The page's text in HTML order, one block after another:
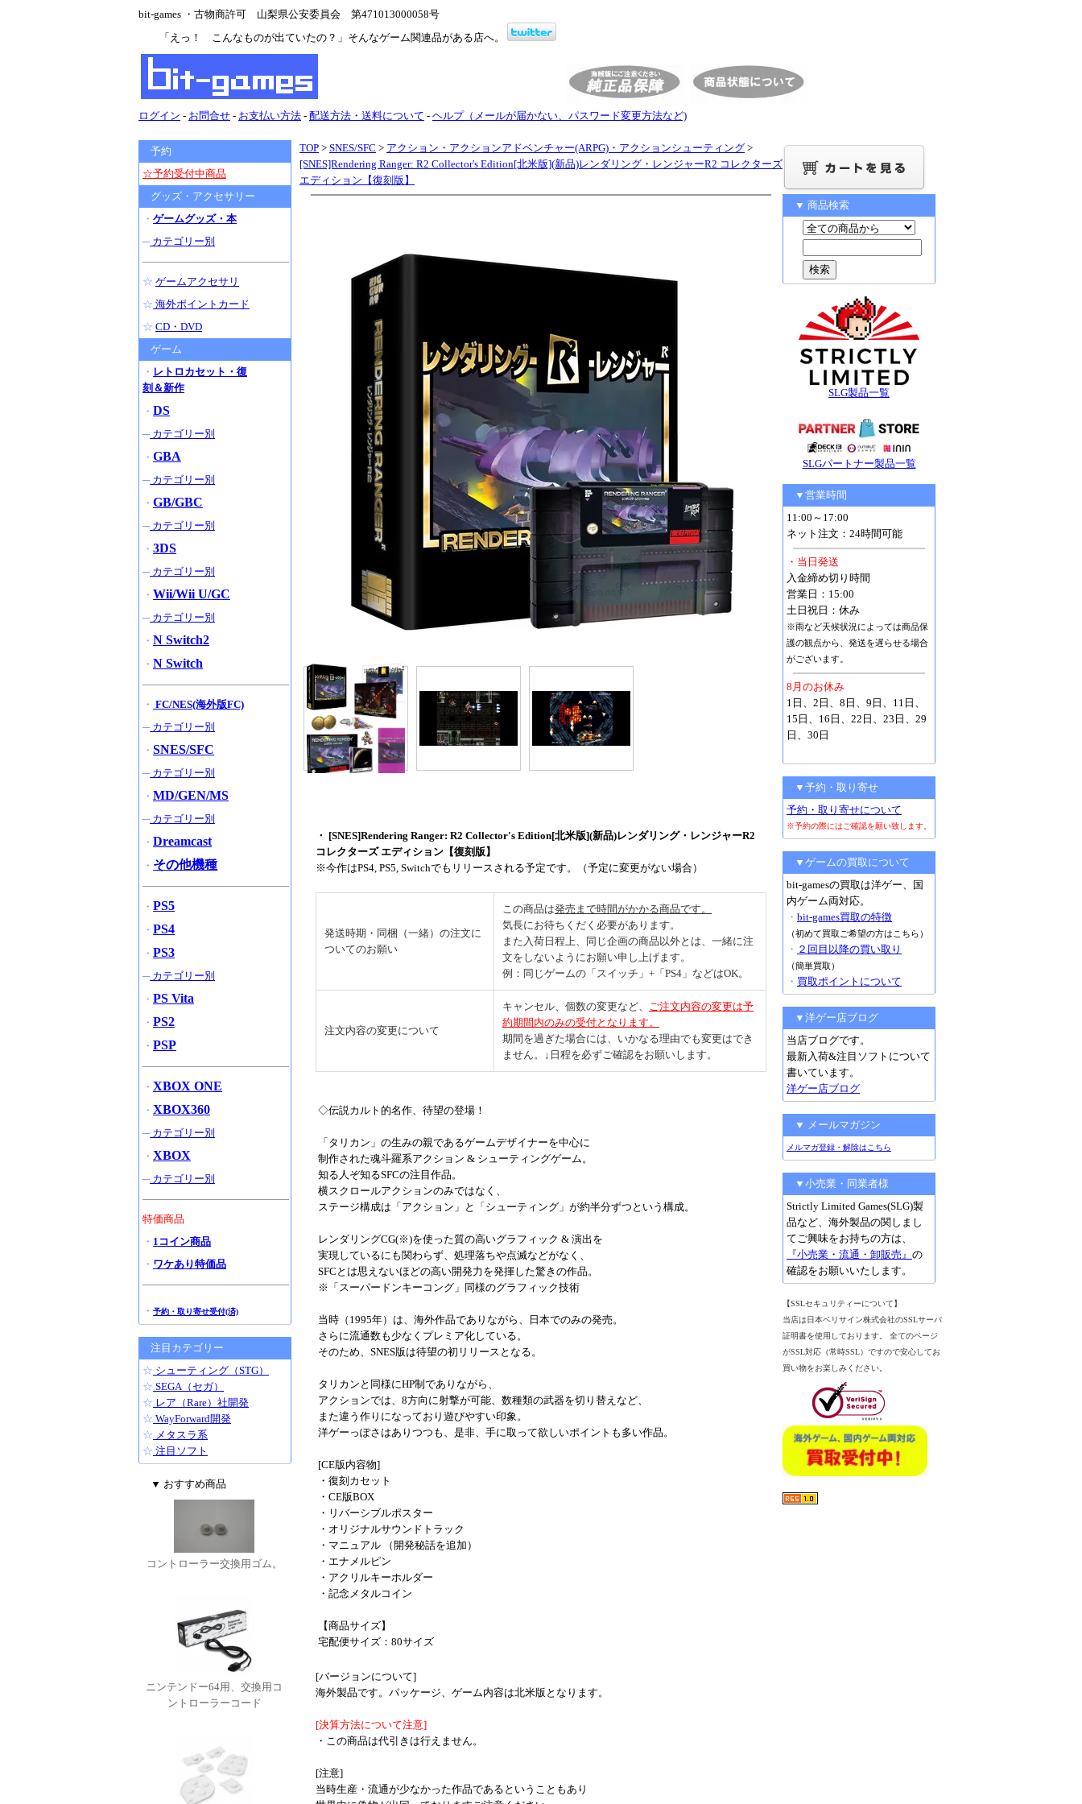
bit-games ・古物商許可 山梨県公安委員会 第471013000058号
「えっ！ こんなものが出ていたの？」そんなゲーム関連品がある店へ。
ログイン - お問合せ - お支払い方法 - 配送方法・送料について - ヘルプ（メールが届かない、パスワード変更方法など)
TOP > SNES/SFC > アクション・アクションアドベンチャー(ARPG)・アクションシューティング >
[SNES]Rendering Ranger: R2 Collector's Edition[北米版](新品)レンダリング・レンジャーR2 コレクターズ
エディション【復刻版】
・ [SNES]Rendering Ranger: R2 Collector's Edition[北米版](新品)レンダリング・レンジャーR2
コレクターズ エディション【復刻版】
※今作はPS4, PS5, Switchでもリリースされる予定です。（予定に変更がない場合）
発送時期・同梱（一緒）の注文に
ついてのお願い
この商品は発売まで時間がかかる商品です。
気長にお待ちくだく必要があります。
また入荷日程上、同じ企画の商品以外とは、一緒に注
文をしないようにお願い申し上げます。
例：同じゲームの「スイッチ」+「PS4」などはOK。
注文内容の変更について
キャンセル、個数の変更など、 ご注文内容の変更は予
約期間内のみの受付となります。
期間を過ぎた場合には、いかなる理由でも変更はでき
ません。↓日程を必ずご確認をお願いします。
◇伝説カルト的名作、待望の登場！
「タリカン」の生みの親であるゲームデザイナーを中心に
制作された魂斗羅系アクション & シューティングゲーム。
知る人ぞ知るSFCの注目作品。
横スクロールアクションのみではなく、
ステージ構成は「アクション」と「シューティング」が約半分ずつという構成。
レンダリングCG(※)を使った質の高いグラフィック & 演出を
実現しているにも関わらず、処理落ちや点滅などがなく、
SFCとは思えないほどの高い開発力を発揮した驚きの作品。
※「スーパードンキーコング」同様のグラフィック技術
当時（1995年）は、海外作品でありながら、日本でのみの発売。
さらに流通数も少なくプレミア化している。
そのため、SNES版は待望の初リリースとなる。
タリカンと同様にHP制でありながら、
アクションでは、8方向に射撃が可能、数種類の武器を切り替えなど、
また違う作りになっており遊びやすい印象。
洋ゲーっぽさはありつつも、是非、手に取って欲しいポイントも多い作品。
[CE版内容物]
・復刻カセット
・CE版BOX
・リバーシブルポスター
・オリジナルサウンドトラック
・マニュアル （開発秘話を追加）
・エナメルピン
・アクリルキーホルダー
・記念メタルコイン
【商品サイズ】
宅配便サイズ：80サイズ
[バージョンについて]
海外製品です。パッケージ、ゲーム内容は北米版となります。
[決算方法について注意]
・この商品は代引きは行えません。
[注意]
当時生産・流通が少なかった作品であるということもあり
予約
☆予約受付中商品
グッズ・アクセサリー
・ ゲームグッズ・本
─カテゴリー別
☆ ゲームアクセサリ
☆ 海外ポイントカード
☆ CD・DVD
ゲーム
・ レトロカセット・復
刻＆新作
・ DS
─カテゴリー別
・ GBA
─カテゴリー別
・ GB/GBC
─カテゴリー別
・ 3DS
─カテゴリー別
・ Wii/Wii U/GC
─カテゴリー別
・ N Switch2
・ N Switch
・ FC/NES(海外版FC)
─カテゴリー別
・ SNES/SFC
─カテゴリー別
・ MD/GEN/MS
─カテゴリー別
・ Dreamcast
・ その他機種
・ PS5
・ PS4
・ PS3
─カテゴリー別
・ PS Vita
・ PS2
・ PSP
・ XBOX ONE
・ XBOX360
─カテゴリー別
・ XBOX
─カテゴリー別
特価商品
・ 1コイン商品
・ ワケあり特価品
・ 予約・取り寄せ受付(済)
注目カテゴリー
☆ シューティング（STG）
☆ SEGA（セガ）
☆ レア（Rare）社開発
☆ WayForward開発
☆ メタスラ系
☆ 注目ソフト
▼ おすすめ商品
コントローラー交換用ゴム。
ニンテンドー64用、交換用コ
ントローラーコード
▼ 商品検索
SLG製品一覧
SLGパートナー製品一覧
▼営業時間
11:00～17:00
ネット注文：24時間可能
・当日発送
入金締め切り時間
営業日：15:00
土日祝日：休み
※雨など天候状況によっては商品保
護の観点から、発送を遅らせる場合
がございます。
8月のお休み
1日、2日、8日、9日、11日、
15日、16日、22日、23日、29
日、30日
▼予約・取り寄せ
予約・取り寄せについて
※予約の際にはご確認を願い致します。
▼ゲームの買取について
bit-gamesの買取は洋ゲー、国
内ゲーム両対応。
・ bit-games買取の特徴
（初めて買取ご希望の方はこちら）
・ ２回目以降の買い取り
（簡単買取）
・ 買取ポイントについて
▼洋ゲー店ブログ
当店ブログです。
最新入荷&注目ソフトについて
書いています。
洋ゲー店ブログ
▼ メールマガジン
メルマガ登録・解除はこちら
▼小売業・同業者様
Strictly Limited Games(SLG)製
品など、海外製品の関しまし
てご興味をお持ちの方は、
『小売業・流通・卸販売』 の
確認をお願いいたします。
【SSLセキュリティーについて】
当店は日本ベリサイン株式会社のSSLサーバ
証明書を使用しております。 全てのページ
がSSL対応（常時SSL）ですので安心してお
買い物をお楽しみください。